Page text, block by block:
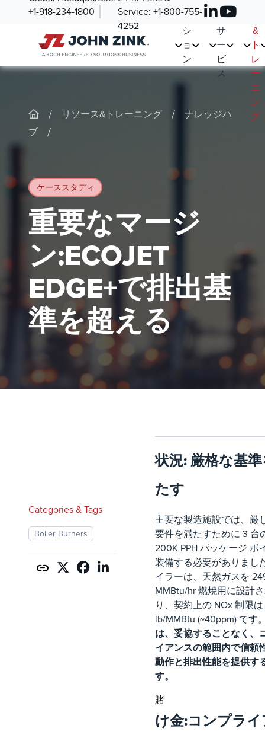
+1-918-234-1800
Service: +1-800-755-
4252
介 ー
シ
ョ
ン
&
サ
ー
ビ
ス
&
ト
レ
ー
ニ
ン
グ
/ リソース&トレーニング /
ナレッジハ
ブ
/
ケーススタディ
重要なマージ
ン:ECOJET
EDGE+で排出基
準を超える
Categories & Tags
Boiler Burners
状況: 厳格な基
たす
主要な製造施設では、厳
要件を満たすために 3 台
200K PPH パッケージ ボ
装備する必要がありまし
イラーは、天然ガスを
MMBtu/hr 燃焼用に設計
り、契約上の NOx 制限
lb/MMBtu (~40ppm) です
は、妥協することなく、
イアンスの範囲内で信頼
動作と排出性能を提供す
す。
賭
け金:コンプラ